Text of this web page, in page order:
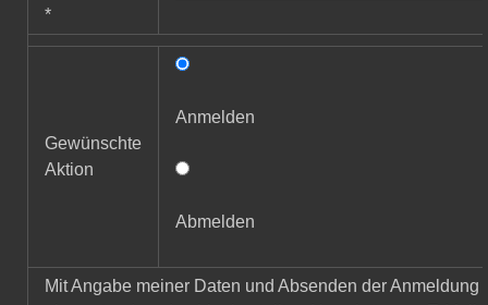
*
Gewünschte
Aktion
Anmelden
Abmelden
Mit Angabe meiner Daten und Absenden der Anmeldung